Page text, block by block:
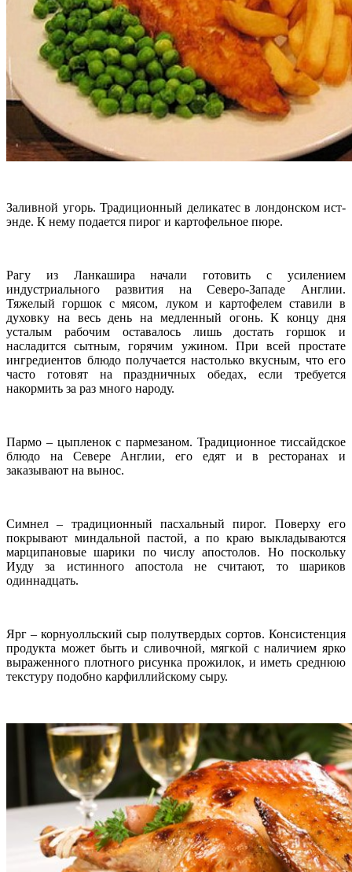
Заливной угорь. Традиционный деликатес в лондонском ист-
энде. К нему подается пирог и картофельное пюре.
Рагу из Ланкашира начали готовить с усилением
индустриального развития на Северо-Западе Англии.
Тяжелый горшок с мясом, луком и картофелем ставили в
духовку на весь день на медленный огонь. К концу дня
усталым рабочим оставалось лишь достать горшок и
насладится сытным, горячим ужином. При всей простате
ингредиентов блюдо получается настолько вкусным, что его
часто готовят на праздничных обедах, если требуется
накормить за раз много народу.
Пармо – цыпленок с пармезаном. Традиционное тиссайдское
блюдо на Севере Англии, его едят и в ресторанах и
заказывают на вынос.
Симнел – традиционный пасхальный пирог. Поверху его
покрывают миндальной пастой, а по краю выкладываются
марципановые шарики по числу апостолов. Но поскольку
Иуду за истинного апостола не считают, то шариков
одиннадцать.
Ярг – корнуолльский сыр полутвердых сортов. Консистенция
продукта может быть и сливочной, мягкой с наличием ярко
выраженного плотного рисунка прожилок, и иметь среднюю
текстуру подобно карфиллийскому сыру.